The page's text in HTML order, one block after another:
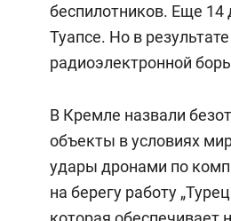
беспилотников. Еще 14
Туапсе. Но в
радиоэлектронной
В Кремле назвали
объекты в условиях
удары дронами по
на берегу работу